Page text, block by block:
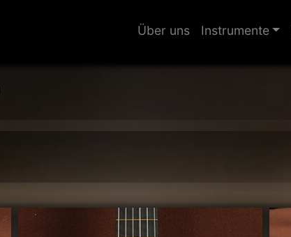
Über uns Instrumente